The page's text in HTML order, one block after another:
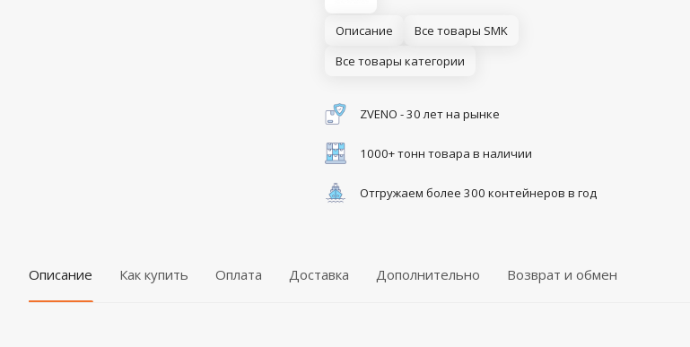
Описание
Все товары SMK
Все товары категории
ZVENO - 30 лет на рынке
1000+ тонн товара в наличии
Отгружаем более 300 контейнеров в год
Описание Как купить Оплата Доставка Дополнительно Возврат и обмен